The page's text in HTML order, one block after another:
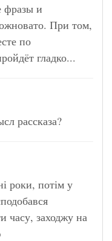
фразы и
При том,
по
гладко...
рассказа?
роки, потім у
часу, заходжу на